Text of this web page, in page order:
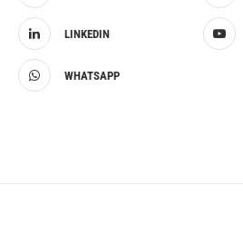
LINKEDIN
WHATSAPP